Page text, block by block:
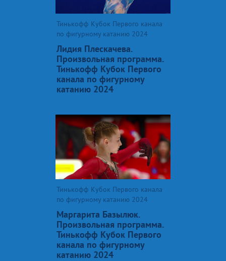
Тинькофф Кубок Первого канала
по фигурному катанию 2024
Лидия Плескачева.
Произвольная программа.
Тинькофф Кубок Первого
канала по фигурному
катанию 2024
Тинькофф Кубок Первого канала
по фигурному катанию 2024
Маргарита Базылюк.
Произвольная программа.
Тинькофф Кубок Первого
канала по фигурному
катанию 2024